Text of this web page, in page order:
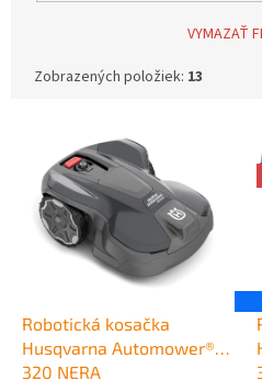
20 - 55 mm
10 - 50 mm 0
VYMAZAŤ
Zobrazených položiek: 13
Robotická kosačka
Husqvarna Automower®
320 NERA